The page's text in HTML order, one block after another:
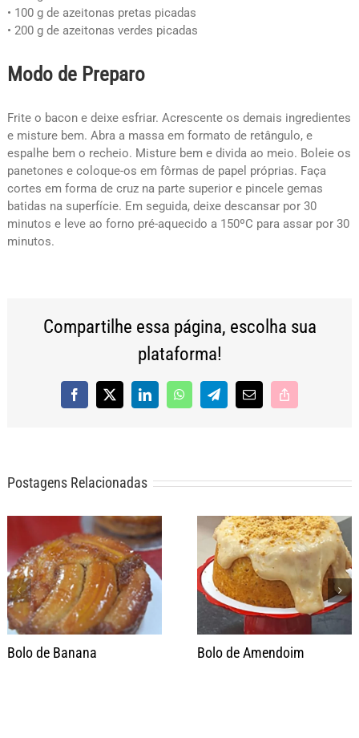
• 100 g de azeitonas pretas picadas
• 200 g de azeitonas verdes picadas
Modo de Preparo
Frite o bacon e deixe esfriar. Acrescente os demais ingredientes
e misture bem. Abra a massa em formato de retângulo, e
espalhe bem o recheio. Misture bem e divida ao meio. Boleie os
panetones e coloque-os em fôrmas de papel próprias. Faça
cortes em forma de cruz na parte superior e pincele gemas
batidas na superfície. Em seguida, deixe descansar por 30
minutos e leve ao forno pré-aquecido a 150ºC para assar por 30
minutos.
Compartilhe essa página, escolha sua
plataforma!
Facebook
X LinkedInWhatsAppTelegram
E-
Copy
Postagens Relacionadas
Bolo de Banana Bolo de Amendoim